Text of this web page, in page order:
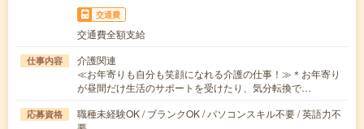
交通費
交通費全額支給
仕事内容
介護関連
≪お年寄りも自分も笑顔になれる介護の仕事！≫＊お年寄り
が昼間だけ生活のサポートを受けたり、気分転換で…
応募資格
職種未経験OK / ブランクOK / パソコンスキル不要 / 英語力不